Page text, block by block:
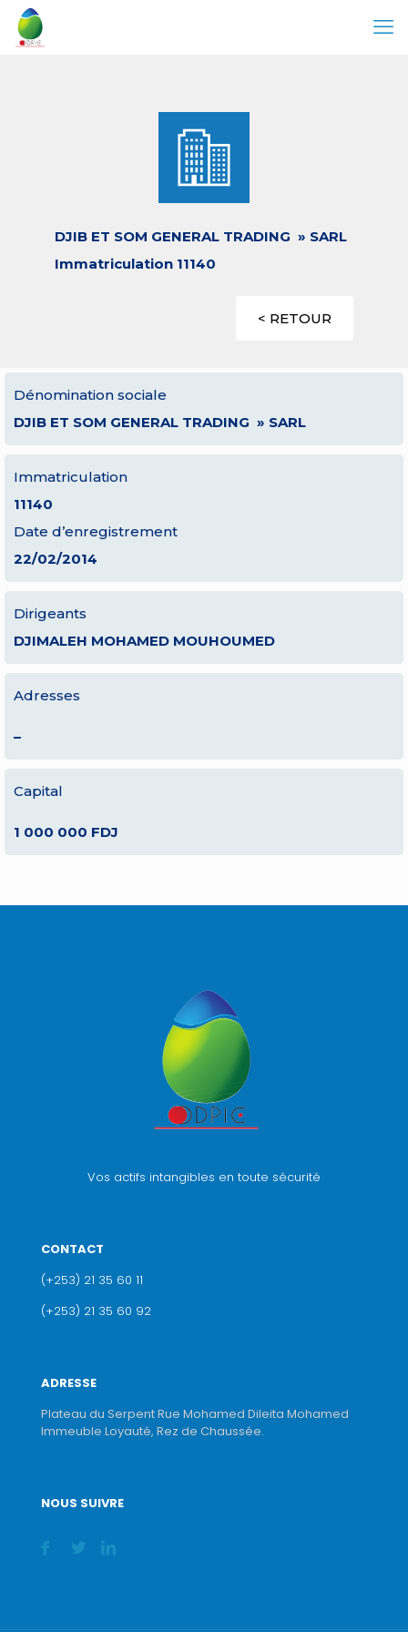
DJIB ET SOM GENERAL TRADING » SARL
Immatriculation 11140
< RETOUR
Dénomination sociale
DJIB ET SOM GENERAL TRADING » SARL
Immatriculation
11140
Date d’enregistrement
22/02/2014
Dirigeants
DJIMALEH MOHAMED MOUHOUMED
Adresses
–
Capital
1 000 000 FDJ
Vos actifs intangibles en toute sécurité
CONTACT
(+253) 21 35 60 11
(+253) 21 35 60 92
ADRESSE
Plateau du Serpent Rue Mohamed Dileita Mohamed
Immeuble Loyauté, Rez de Chaussée.
NOUS SUIVRE